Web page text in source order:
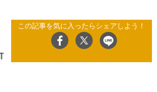
この記事を気に入ったらシェアしよう！